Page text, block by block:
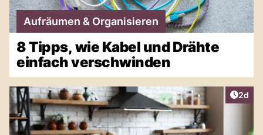
Aufräumen & Organisieren
8 Tipps, wie Kabel und Drähte
einfach verschwinden
2d